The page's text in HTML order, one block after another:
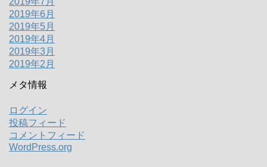
2019年6月
2019年5月
2019年4月
2019年3月
2019年2月
メタ情報
ログイン
投稿フィード
コメントフィード
WordPress.org